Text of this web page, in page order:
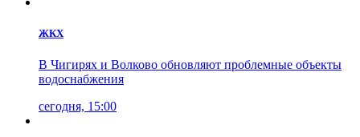
ЖКХ
В Чигирях и Волково обновляют проблемные объекты
водоснабжения
сегодня, 15:00